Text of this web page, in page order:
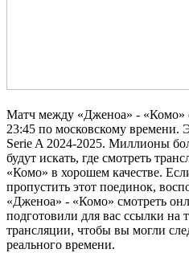
Матч между «Дженоа» - «Комо»
23:45 по московскому времени.
Serie A 2024-2025. Миллионы
будут искать, где смотреть
«Комо» в хорошем качестве.
пропустить этот поединок,
«Дженоа» - «Комо» смотреть
подготовили для вас ссылки на
трансляции, чтобы вы могли
реального времени.